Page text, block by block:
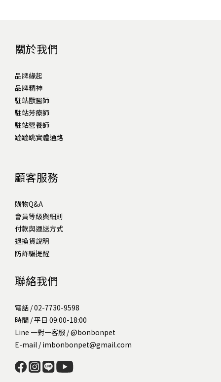
關於我們
品牌緣起
品牌精神
駐站獸醫師
駐站芳療師
駐站營養師
蹦蹦跳實體通路
顧客服務
購物Q&A
會員等級與細則
付款與運送方式
退換貨說明
防詐騙提醒
聯絡我們
電話 / 02-7730-9598
時間 / 平日 09:00-18:00
Line 一對一客服 /@bonbonpet
E-mail / imbonbonpet@gmail.com